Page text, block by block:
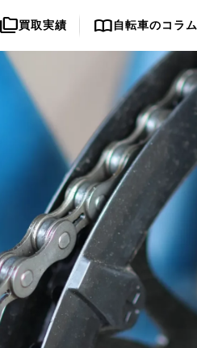
folder_copy買取実績 import_contacts自転車のコラム